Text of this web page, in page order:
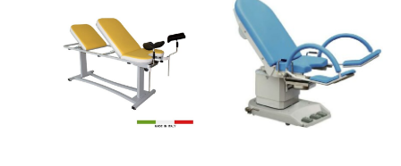
possono
essere
nella
opzioni
possono
essere
scelte
pagina